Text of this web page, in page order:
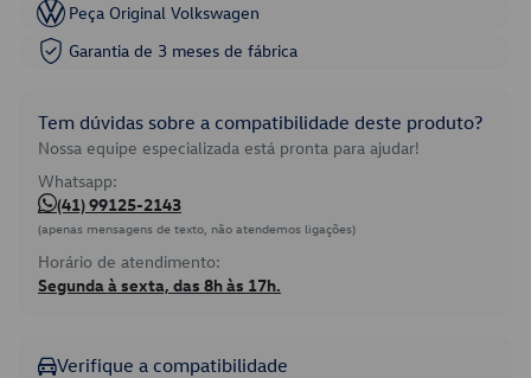
Peça Original Volkswagen
Garantia de 3 meses de fábrica
Tem dúvidas sobre a compatibilidade deste produto?
Nossa equipe especializada está pronta para ajudar!
Whatsapp:
(41) 99125-2143
(apenas mensagens de texto, não atendemos ligações)
Horário de atendimento:
Segunda à sexta, das 8h às 17h.
Verifique a compatibilidade